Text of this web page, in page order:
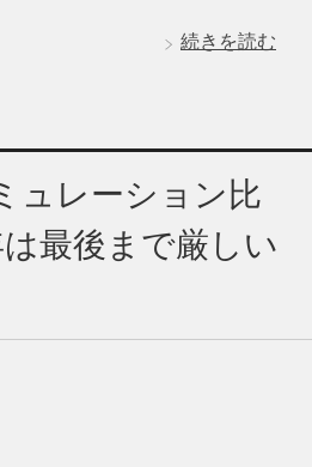
続きを読む
ュレーション比
最後まで厳しい